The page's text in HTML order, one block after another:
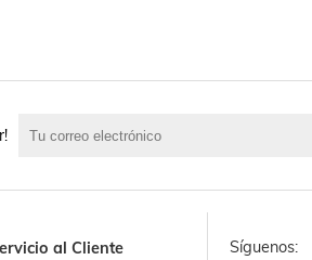
al Cliente Síguenos: